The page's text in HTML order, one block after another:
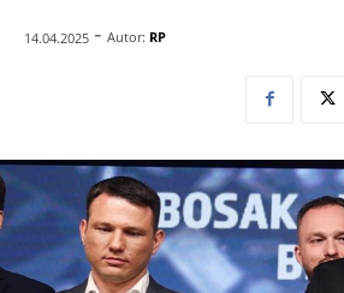
14.04.2025 - Autor: RP